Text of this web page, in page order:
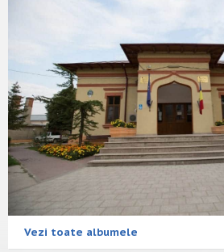
Vezi toate albumele